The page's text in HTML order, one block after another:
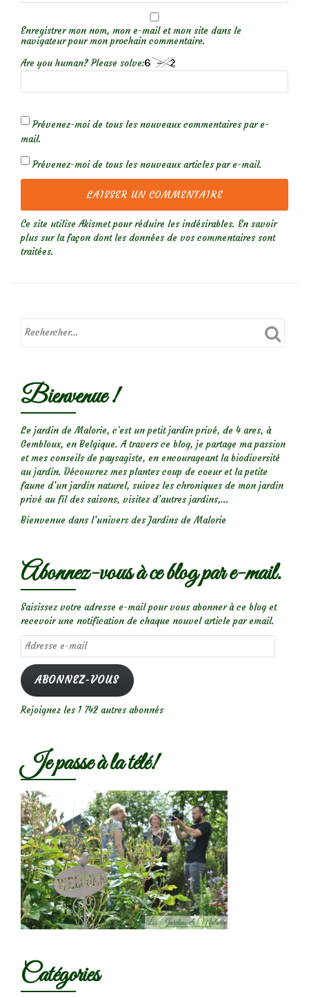
Enregistrer mon nom, mon e-mail et mon site dans le
navigateur pour mon prochain commentaire.
Are you human? Please solve:
Prévenez-moi de tous les nouveaux commentaires par e-
mail.
Prévenez-moi de tous les nouveaux articles par e-mail.
Ce site utilise Akismet pour réduire les indésirables. En savoir
plus sur la façon dont les données de vos commentaires sont
traitées.
Bienvenue !
Le jardin de Malorie, c'est un petit jardin privé, de 4 ares, à
Gembloux, en Belgique. A travers ce blog, je partage ma passion
et mes conseils de paysagiste, en encourageant la biodiversité
au jardin. Découvrez mes plantes coup de coeur et la petite
faune d’un jardin naturel, suivez les chroniques de mon jardin
privé au fil des saisons, visitez d’autres jardins,...
Bienvenue dans l’univers des Jardins de Malorie
Abonnez-vous à ce blog par e-mail.
Saisissez votre adresse e-mail pour vous abonner à ce blog et
recevoir une notification de chaque nouvel article par email.
Adresse
e-
mail
ABONNEZ-VOUS
Rejoignez les 1 742 autres abonnés
Je passe à la télé!
Catégories